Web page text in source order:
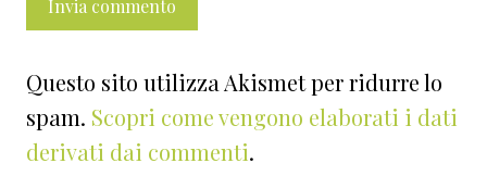
Questo sito utilizza Akismet per ridurre lo
spam. Scopri come vengono elaborati i dati
derivati dai commenti.